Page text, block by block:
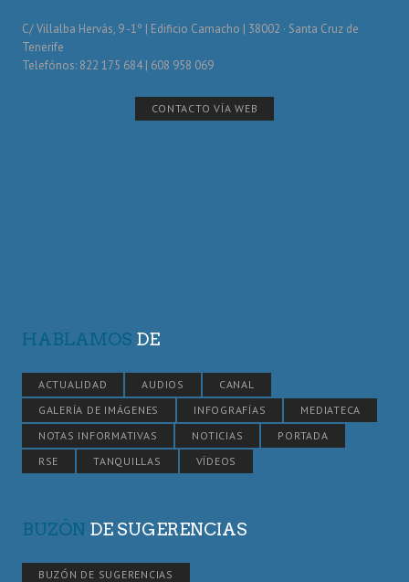
C/ Villalba Hervás, 9 -1º | Edificio Camacho | 38002 · Santa Cruz de
Tenerife
Telefónos: 822 175 684 | 608 958 069
CONTACTO VÍA WEB
HABLAMOS DE
ACTUALIDAD AUDIOS
CANAL
GALERÍA DE IMÁGENES
INFOGRAFÍAS
MEDIATECA
NOTAS INFORMATIVAS
NOTICIAS
PORTADA
RSE
TANQUILLAS VÍDEOS
BUZÓN DE SUGERENCIAS
BUZÓN DE SUGERENCIAS